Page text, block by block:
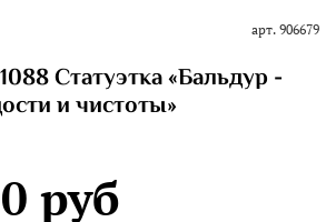
арт. 906679
Статуэтка «Бальдур -
и чистоты»
руб